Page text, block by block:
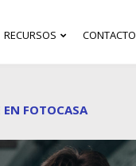
RECURSOS CONTACTO
FOTOCASA